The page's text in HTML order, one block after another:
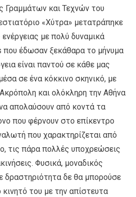
Γραμμάτων και Τεχνών του
«Χύτρα» μετατράπηκε
με πολύ δυναμικά
που έδωσαν ξεκάθαρα το μήνυμα
είναι παντού σε κάθε μας
σε ένα κόκκινο σκηνικό, με
και ολόκληρη την Αθήνα
απολαύσουν από κοντά τα
που φέρνουν στο επίκεντρο
που χαρακτηρίζεται από
τις πάρα πολλές υποχρεώσεις
Φυσικά, μοναδικός
δραστηριότητα δε θα μπορούσε
του με την απίστευτα